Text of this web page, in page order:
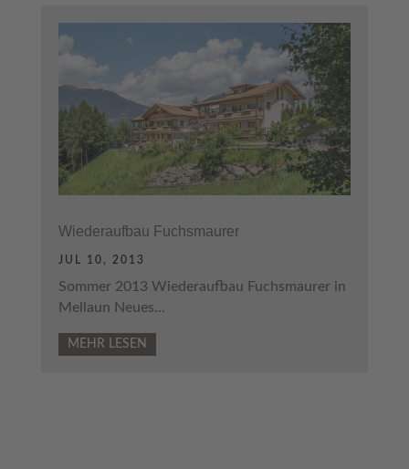
Wiederaufbau Fuchsmaurer
JUL 10, 2013
Sommer 2013 Wiederaufbau Fuchsmaurer in
Mellaun Neues...
MEHR LESEN